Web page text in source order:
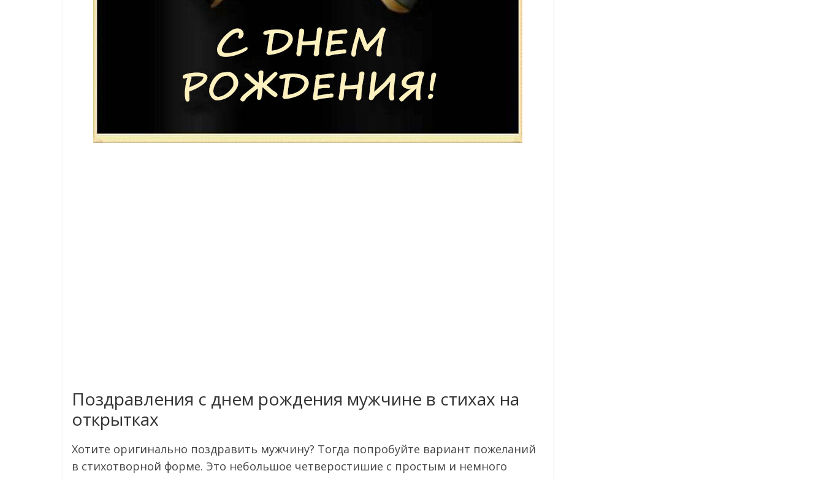
Поздравления с днем рождения мужчине в стихах на
открытках
Хотите оригинально поздравить мужчину? Тогда попробуйте вариант пожеланий
в стихотворной форме. Это небольшое четверостишие с простым и немного